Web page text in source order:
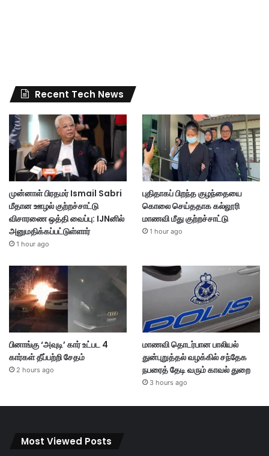
Recent Tech News
முன்னாள் பிரதமர் Ismail Sabri
மீதான ஊழல் குற்றச்சாட்டு
விசாரணை ஒத்தி வைப்பு: IJNனில்
அனுமதிக்கப்பட்டுள்ளார்
1 hour ago
புதிதாகப் பிறந்த குழந்தையை
கொலை செய்ததாக கல்லூரி
மாணவி மீது குற்றச்சாட்டு
1 hour ago
பினாங்கு ‘அவுடி’ கார் உட்பட 4
கார்கள் தீப்பற்றி சேதம்
2 hours ago
மாணவி தொடர்பான பாலியல்
துன்புறுத்தல் வழக்கில் சந்தேக
நபரைத் தேடி வரும் காவல் துறை
3 hours ago
Most Viewed Posts